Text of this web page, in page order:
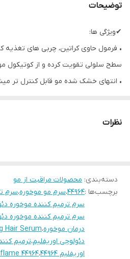
توضیحات
✔ویژگی ها:
• فرمول حاوی کراتین، چربی های تغذيه
سطح سلولی تقویت کرده و از کوتیکول
• انتهای خشک شده مو قابل کنترل تر
سرم را روی موهای تمیز چند قطره
نظرات
دسته‌بندی: محصولات مراقبت از مو
برچسب‌ها :44964،سرم مو موخوره،سرم
سرم ترمیم کننده موخوره
سرم ترمیم کننده موخوره
درمان موخوره،Hair Serum
دئولوجی اوریفلیم،ترمیم
اوریفلیم 44964
،44964